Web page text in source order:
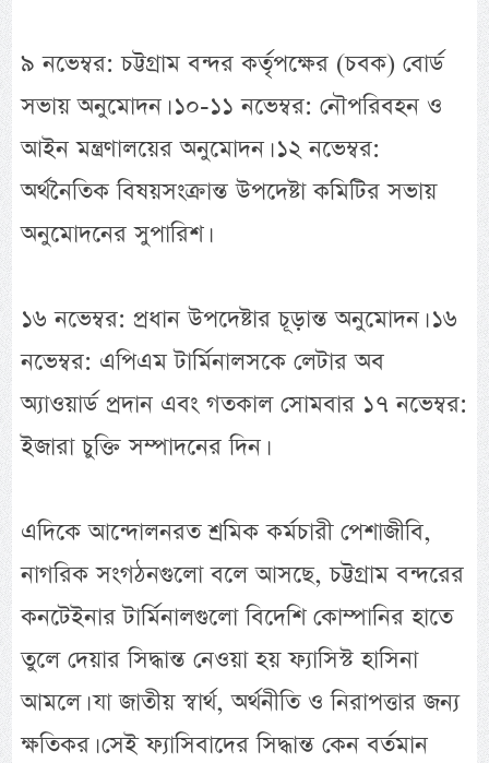
৯ নভেম্বর: চট্টগ্রাম বন্দর কর্তৃপক্ষের (চবক) বোর্ড
সভায় অনুমোদন। ১০-১১ নভেম্বর: নৌপরিবহন ও
আইন মন্ত্রণালয়ের অনুমোদন। ১২ নভেম্বর:
অর্থনৈতিক বিষয়সংক্রান্ত উপদেষ্টা কমিটির সভায়
অনুমোদনের সুপারিশ।
১৬ নভেম্বর: প্রধান উপদেষ্টার চূড়ান্ত অনুমোদন। ১৬
নভেম্বর: এপিএম টার্মিনালসকে লেটার অব
অ্যাওয়ার্ড প্রদান এবং গতকাল সোমবার ১৭ নভেম্বর:
ইজারা চুক্তি সম্পাদনের দিন।
এদিকে আন্দোলনরত শ্রমিক কর্মচারী পেশাজীবি,
নাগরিক সংগঠনগুলো বলে আসছে, চট্টগ্রাম বন্দরের
কনটেইনার টার্মিনালগুলো বিদেশি কোম্পানির হাতে
তুলে দেয়ার সিদ্ধান্ত নেওয়া হয় ফ্যাসিস্ট হাসিনা
আমলে। যা জাতীয় স্বার্থ, অর্থনীতি ও নিরাপত্তার জন্য
ক্ষতিকর। সেই ফ্যাসিবাদের সিদ্ধান্ত কেন বর্তমান